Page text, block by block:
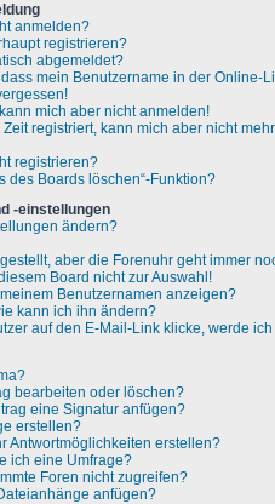
anmelden?
registrieren?
abgemeldet?
mein Benutzername in der Online-
mich aber nicht anmelden!
registriert, kann mich aber nicht
registrieren?
des Boards löschen“-Funktion?
-einstellungen
ändern?
aber die Forenuhr geht immer
Board nicht zur Auswahl!
Benutzernamen anzeigen?
kann ich ihn ändern?
auf den E-Mail-Link klicke, werde
bearbeiten oder löschen?
eine Signatur anfügen?
erstellen?
Antwortmöglichkeiten erstellen?
ich eine Umfrage?
Foren nicht zugreifen?
anfügen?